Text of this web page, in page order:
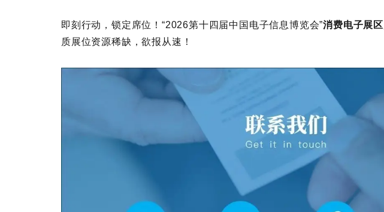
即刻行动，锁定席位！“2026第十四届中国电子信息博览会”消费电子展区
质展位资源稀缺，欲报从速！